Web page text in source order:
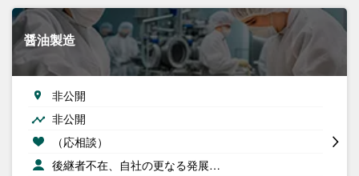
醤油製造
非公開
非公開
（応相談）
後継者不在、自社の更なる発展…